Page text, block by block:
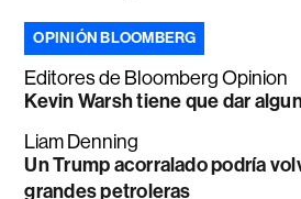
OPINIÓN BLOOMBERG
Editores de Bloomberg Opinion
Kevin Warsh tiene que dar
Liam Denning
Un Trump acorralado podría
grandes petroleras